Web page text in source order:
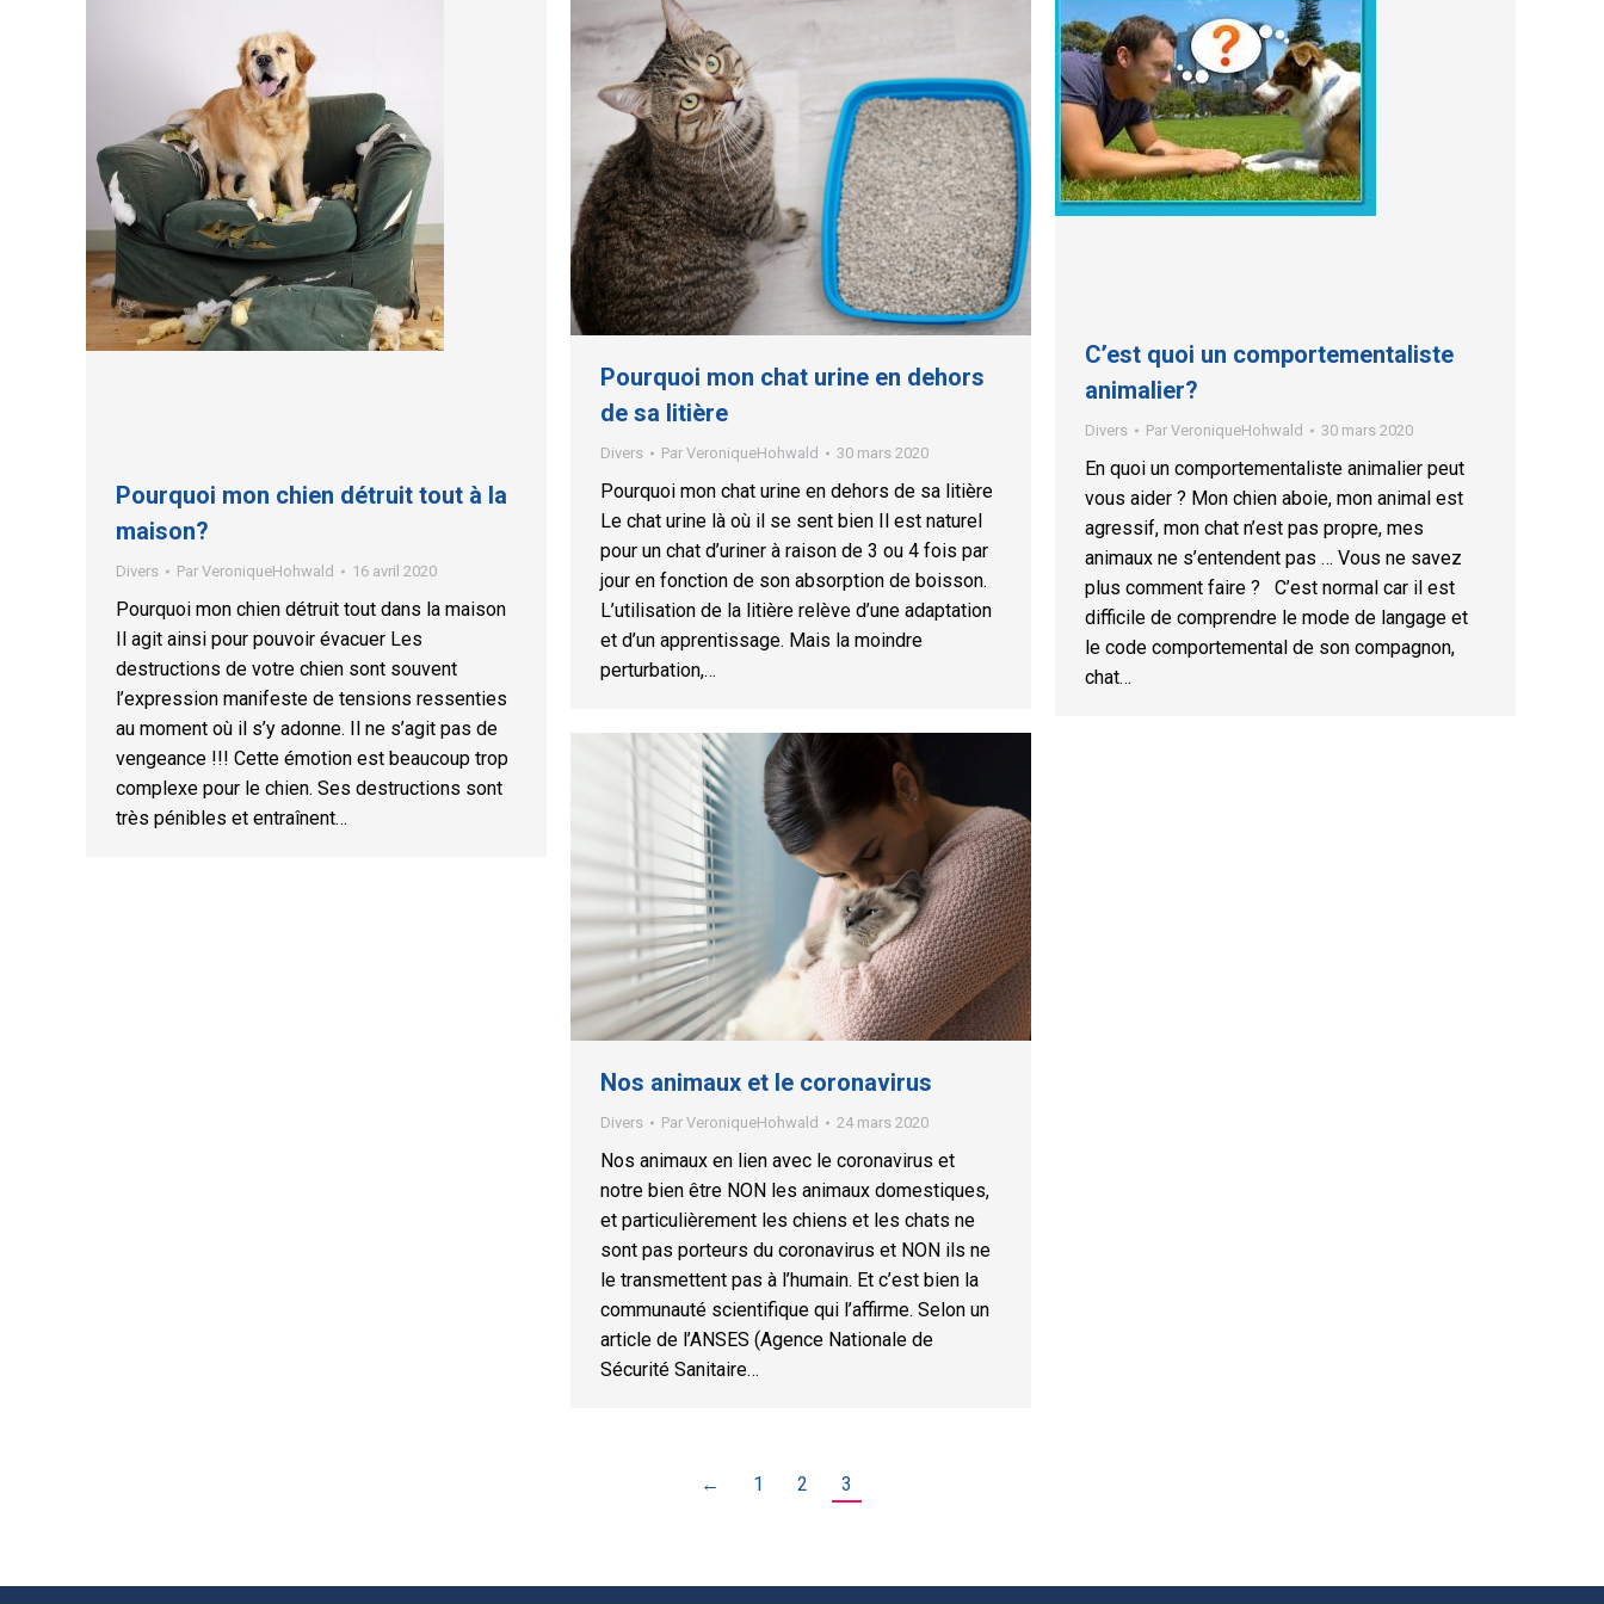
Pourquoi mon chien détruit tout à la
maison?
Divers Par VeroniqueHohwald 16 avril 2020
Pourquoi mon chien détruit tout dans la maison
Il agit ainsi pour pouvoir évacuer Les
destructions de votre chien sont souvent
l’expression manifeste de tensions ressenties
au moment où il s’y adonne. Il ne s’agit pas de
vengeance !!! Cette émotion est beaucoup trop
complexe pour le chien. Ses destructions sont
très pénibles et entraînent…
Pourquoi mon chat urine en dehors
de sa litière
Divers Par VeroniqueHohwald 30 mars 2020
Pourquoi mon chat urine en dehors de sa litière
Le chat urine là où il se sent bien Il est naturel
pour un chat d’uriner à raison de 3 ou 4 fois par
jour en fonction de son absorption de boisson.
L’utilisation de la litière relève d’une adaptation
et d’un apprentissage. Mais la moindre
perturbation,…
C’est quoi un comportementaliste
animalier?
Divers Par VeroniqueHohwald 30 mars 2020
En quoi un comportementaliste animalier peut
vous aider ? Mon chien aboie, mon animal est
agressif, mon chat n’est pas propre, mes
animaux ne s’entendent pas … Vous ne savez
plus comment faire ? C’est normal car il est
difficile de comprendre le mode de langage et
le code comportemental de son compagnon,
chat…
Nos animaux et le coronavirus
Divers Par VeroniqueHohwald 24 mars 2020
Nos animaux en lien avec le coronavirus et
notre bien être NON les animaux domestiques,
et particulièrement les chiens et les chats ne
sont pas porteurs du coronavirus et NON ils ne
le transmettent pas à l’humain. Et c’est bien la
communauté scientifique qui l’affirme. Selon un
article de l’ANSES (Agence Nationale de
Sécurité Sanitaire…
← 1 2 3